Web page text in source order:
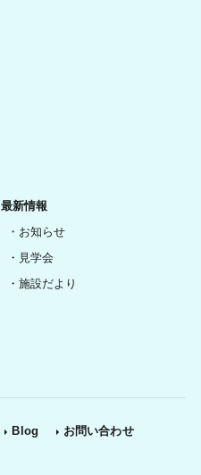
最新情報
お知らせ
見学会
施設だより
Blog お問い合わせ